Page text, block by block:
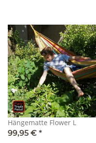
Hängematte Flower L
99,95 € *